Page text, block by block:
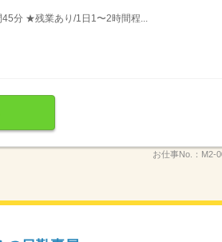
分 ★残業あり/1日1〜2時間程...
お仕事No.： M2-